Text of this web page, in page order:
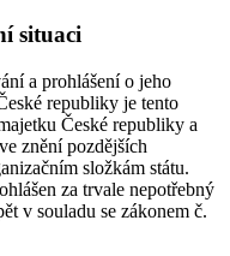
situaci
a prohlášení o jeho
republiky je tento
České republiky a
znění pozdějších
složkám státu.
za trvale nepotřebný
v souladu se zákonem č.